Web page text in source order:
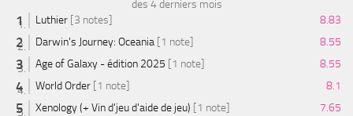
des 4 derniers mois
Luthier [3 notes]
8.83
Darwin's Journey: Oceania [1 note]
8.55
Age of Galaxy - édition 2025 [1 note]
8.55
World Order [1 note]
8.1
Xenology (+ Vin d'jeu d'aide de jeu) [1 note]
7.65